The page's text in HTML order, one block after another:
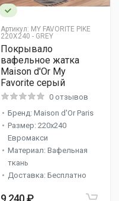
Артикул: MY FAVORITE PIKE
220X240 - GREY
Покрывало
вафельное жатка
Maison d'Or My
Favorite серый
0 отзывов
Бренд: Maison d'Or Paris
Размер: 220x240
Евромакси
Материал: Вафельная
ткань
Доставка: Бесплатно
9 240 ₽